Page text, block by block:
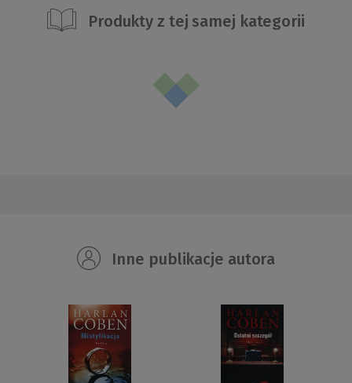
Produkty z tej samej kategorii
Inne publikacje autora